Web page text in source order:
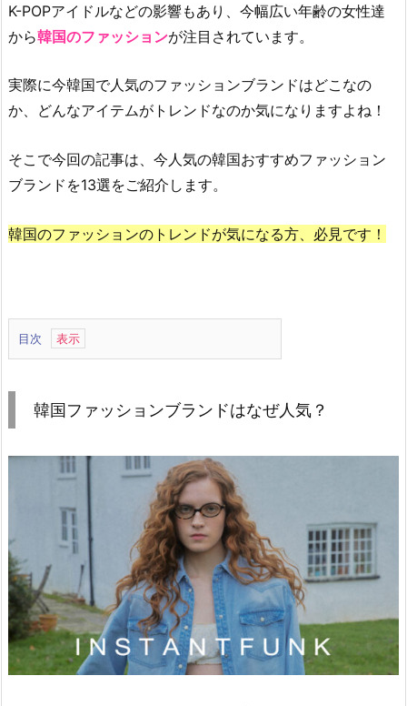
K-POPアイドルなどの影響もあり、今幅広い年齢の女性達
から韓国のファッションが注目されています。
実際に今韓国で人気のファッションブランドはどこなの
か、どんなアイテムがトレンドなのか気になりますよね！
そこで今回の記事は、今人気の韓国おすすめファッション
ブランドを13選をご紹介します。
韓国のファッションのトレンドが気になる方、必見です！
目次
1.
国
ァ
ラ
ン
ド
は
韓国ファッションブランドはなぜ人気？